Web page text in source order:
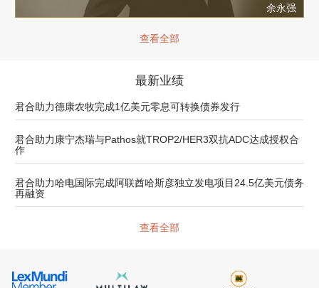
余永强
查看全部
最新业绩
君合助力德康农牧完成1亿美元零息可转换债券发行
君合助力康宁杰瑞与Pathos就TROP2/HER3双抗ADC达成授权合
作
君合助力哈电国际完成阿联酋哈斯彦独立发电项目24.5亿美元债务
再融资
查看全部